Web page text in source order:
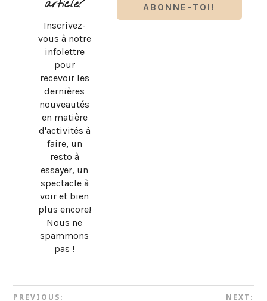
article?
Inscrivez-
vous à notre
infolettre
pour
recevoir les
dernières
nouveautés
en matière
d'activités à
faire, un
resto à
essayer, un
spectacle à
voir et bien
plus encore!
Nous ne
spammons
pas !
PREVIOUS:
NEXT: